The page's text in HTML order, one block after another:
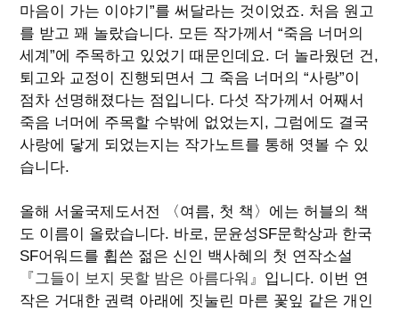
마음이 가는 이야기”를 써달라는 것이었죠. 처음 원고
를 받고 꽤 놀랐습니다. 모든 작가께서 “죽음 너머의
세계”에 주목하고 있었기 때문인데요. 더 놀라웠던 건,
퇴고와 교정이 진행되면서 그 죽음 너머의 “사랑”이
점차 선명해졌다는 점입니다. 다섯 작가께서 어째서
죽음 너머에 주목할 수밖에 없었는지, 그럼에도 결국
사랑에 닿게 되었는지는 작가노트를 통해 엿볼 수 있
습니다.
올해 서울국제도서전 〈여름, 첫 책〉에는 허블의 책
도 이름이 올랐습니다. 바로, 문윤성SF문학상과 한국
SF어워드를 휩쓴 젊은 신인 백사혜의 첫 연작소설
『그들이 보지 못할 밤은 아름다워』 입니다. 이번 연
작은 거대한 권력 아래에 짓눌린 마른 꽃잎 같은 개인